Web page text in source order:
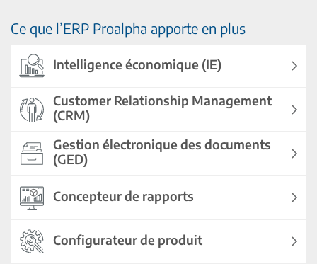
Ce que l’ERP Proalpha apporte en plus
Intelligence économique (IE)
Customer Relationship Management
(CRM)
Gestion électronique des documents
(GED)
Concepteur de rapports
Configurateur de produit